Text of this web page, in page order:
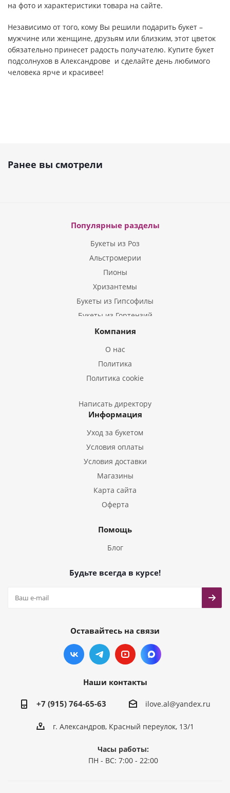
на фото и характеристики товара на сайте.
Независимо от того, кому Вы решили подарить букет –
мужчине или женщине, друзьям или близким, этот цветок
обязательно принесет радость получателю. Купите букет
подсолнухов в Александрове и сделайте день любимого
человека ярче и красивее!
Ранее вы смотрели
Популярные разделы
Букеты из Роз
Альстромерии
Пионы
Хризантемы
Букеты из Гипсофилы
Букеты из Гортензий
Букеты из Ирисов
Букеты из Эустом
Букеты из Гладиолусов
Букеты из Тюльпанов
Компания
О нас
Политика
Политика cookie
Написать директору
Информация
Уход за букетом
Условия оплаты
Условия доставки
Магазины
Карта сайта
Оферта
Помощь
Блог
Будьте всегда в курсе!
Оставайтесь на связи
Наши контакты
+7 (915) 764-65-63 ilove.al@yandex.ru
г. Александров, Красный переулок, 13/1
Часы работы:
ПН - ВС: 7:00 - 22:00